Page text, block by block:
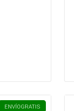
ENVÍOGRATIS